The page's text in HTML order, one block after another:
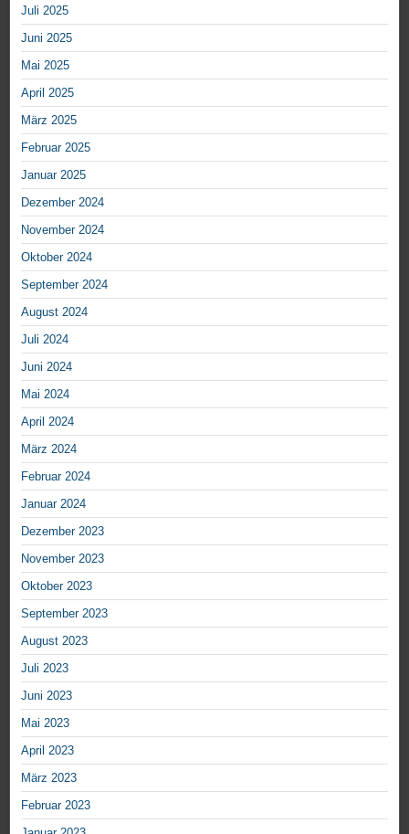
Juli 2025
Juni 2025
Mai 2025
April 2025
März 2025
Februar 2025
Januar 2025
Dezember 2024
November 2024
Oktober 2024
September 2024
August 2024
Juli 2024
Juni 2024
Mai 2024
April 2024
März 2024
Februar 2024
Januar 2024
Dezember 2023
November 2023
Oktober 2023
September 2023
August 2023
Juli 2023
Juni 2023
Mai 2023
April 2023
März 2023
Februar 2023